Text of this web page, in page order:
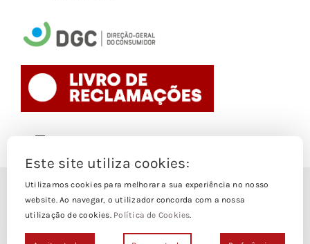
Navigation
Termos e Condições
© Copyright 1988- 2026
Loja Edições Piaget byPiaget Ensino Superior
direitos Reservados | Powered by
Este site utiliza cookies:
Utilizamos cookies para melhorar a sua experiência no nosso
website. Ao navegar, o utilizador concorda com a nossa
utilização de cookies. Política de Cookies.